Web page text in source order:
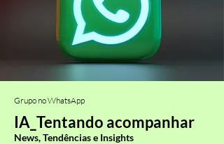
Grupo no WhatsApp
IA_Tentando acompanhar
News, Tendências e Insights